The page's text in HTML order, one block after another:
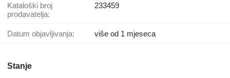
Kataloški broj
prodavatelja:
233459
Datum objavljivanja: više od 1 mjeseca
Stanje